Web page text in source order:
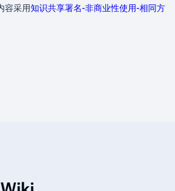
容采用知识共享署名-非商业性使用-相同方